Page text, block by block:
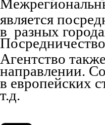
является
в разных
Агентство
направлении.
в европейских
т.д.